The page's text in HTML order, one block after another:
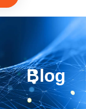
Blog